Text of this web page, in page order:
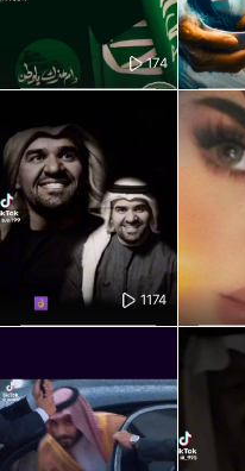
174
1174